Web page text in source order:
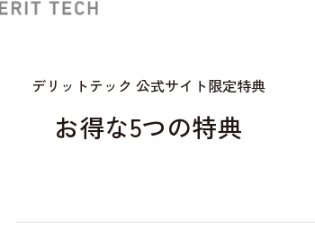
デリットテック 公式サイト限定特典
お得な5つの特典